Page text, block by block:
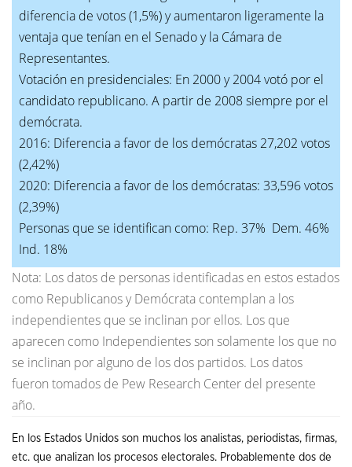
diferencia de votos (1,5%) y aumentaron ligeramente la
ventaja que tenían en el Senado y la Cámara de
Representantes.
Votación en presidenciales: En 2000 y 2004 votó por el
candidato republicano. A partir de 2008 siempre por el
demócrata.
2016: Diferencia a favor de los demócratas 27,202 votos
(2,42%)
2020: Diferencia a favor de los demócratas: 33,596 votos
(2,39%)
Personas que se identifican como: Rep. 37% Dem. 46%
Ind. 18%
Nota: Los datos de personas identificadas en estos estados
como Republicanos y Demócrata contemplan a los
independientes que se inclinan por ellos. Los que
aparecen como Independientes son solamente los que no
se inclinan por alguno de los dos partidos. Los datos
fueron tomados de Pew Research Center del presente
año.
En los Estados Unidos son muchos los analistas, periodistas, firmas,
etc. que analizan los procesos electorales. Probablemente dos de